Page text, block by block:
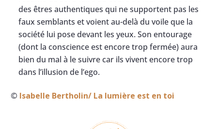
des êtres authentiques qui ne supportent pas les
faux semblants et voient au-delà du voile que la
société lui pose devant les yeux. Son entourage
(dont la conscience est encore trop fermée) aura
bien du mal à le suivre car ils vivent encore trop
dans l’illusion de l’ego.
© Isabelle Bertholin/ La lumière est en toi